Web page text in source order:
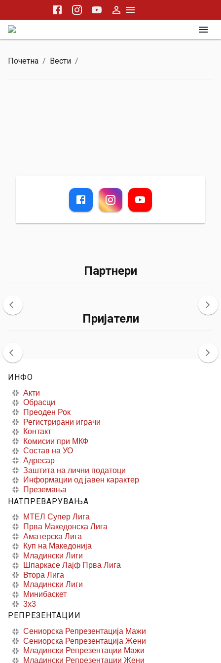
Почетна / Вести /
Партнери
Пријатели
ИНФО
Акти
Обрасци
Преоден Рок
Регистрирани играчи
Контакт
Комисии при МКФ
Состав на УО
Адресар
Заштита на лични податоци
Информации од јавен карактер
Преземања
НАТПРЕВАРУВАЊА
МТЕЛ Супер Лига
Прва Македонска Лига
Аматерска Лига
Куп на Македонија
Младински Лиги
Шпаркасе Лајф Прва Лига
Втора Лига
Младински Лиги
Минибаскет
3x3
РЕПРЕЗЕНТАЦИИ
Сениорска Репрезентација Мажи
Сениорска Репрезентација Жени
Младински Репрезентации Мажи
Младински Репрезентации Жени